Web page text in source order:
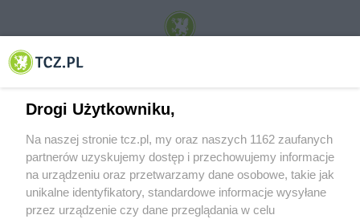
© 2001-2026 Tczew - TCZ.PL Sp. z o.o. Internetowy Serwis Informacyjny Miasta
Drogi Użytkowniku,
Na naszej stronie tcz.pl, my oraz naszych 1162 zaufanych
partnerów uzyskujemy dostęp i przechowujemy informacje
na urządzeniu oraz przetwarzamy dane osobowe, takie jak
unikalne identyfikatory, standardowe informacje wysyłane
przez urządzenie czy dane przeglądania w celu